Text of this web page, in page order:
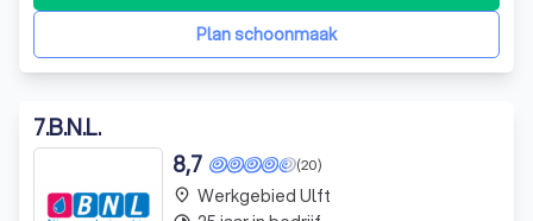
Plan schoonmaak
7.B.N.L.
(20)
8,7
place Werkgebied Ulft